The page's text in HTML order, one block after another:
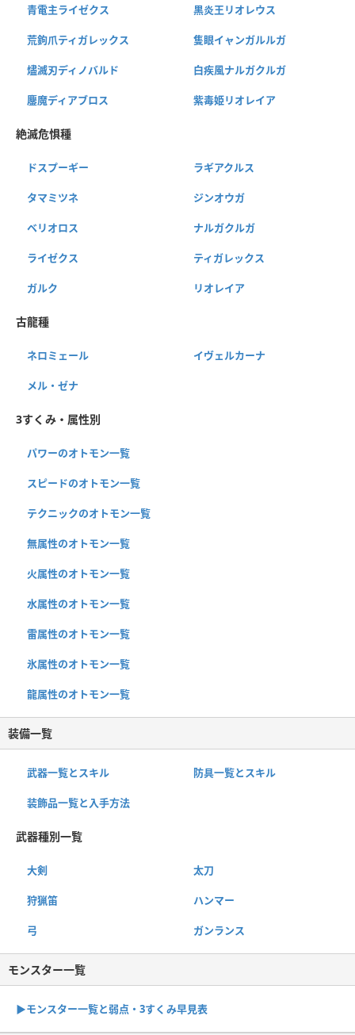
青電主ライゼクス 黒炎王リオレウス
荒鉤爪ティガレックス 隻眼イャンガルルガ
燼滅刃ディノバルド 白疾風ナルガクルガ
鏖魔ディアブロス 紫毒姫リオレイア
絶滅危惧種
ドスプーギー ラギアクルス
タマミツネ ジンオウガ
ベリオロス ナルガクルガ
ライゼクス ティガレックス
ガルク リオレイア
古龍種
ネロミェール イヴェルカーナ
メル・ゼナ
3すくみ・属性別
パワーのオトモン一覧
スピードのオトモン一覧
テクニックのオトモン一覧
無属性のオトモン一覧
火属性のオトモン一覧
水属性のオトモン一覧
雷属性のオトモン一覧
氷属性のオトモン一覧
龍属性のオトモン一覧
装備一覧
武器一覧とスキル 防具一覧とスキル
装飾品一覧と入手方法
武器種別一覧
大剣 太刀
狩猟笛 ハンマー
弓 ガンランス
モンスター一覧
▶︎モンスター一覧と弱点・3すくみ早見表